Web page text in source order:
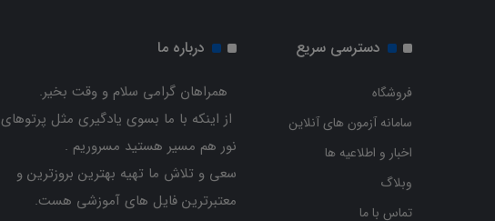
دسترسی سریع
فروشگاه
سامانه آزمون های آنلاین
اخبار و اطلاعیه ها
وبلاگ
تماس با ما
درباره ما
همراهان گرامی سلام و وقت بخیر.
از اینکه با ما بسوی یادگیری مثل پرتوهای
نور هم مسیر هستید مسروریم .
سعی و تلاش ما تهیه بهترین بروزترین و
معتبرترین فایل های آموزشی هست.